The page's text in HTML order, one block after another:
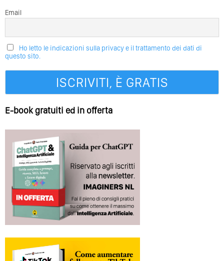
Email
Ho letto le indicazioni sulla privacy e il trattamento dei dati di
questo sito.
E-book gratuiti ed in offerta